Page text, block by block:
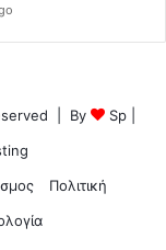
| By Sp
Πολιτική